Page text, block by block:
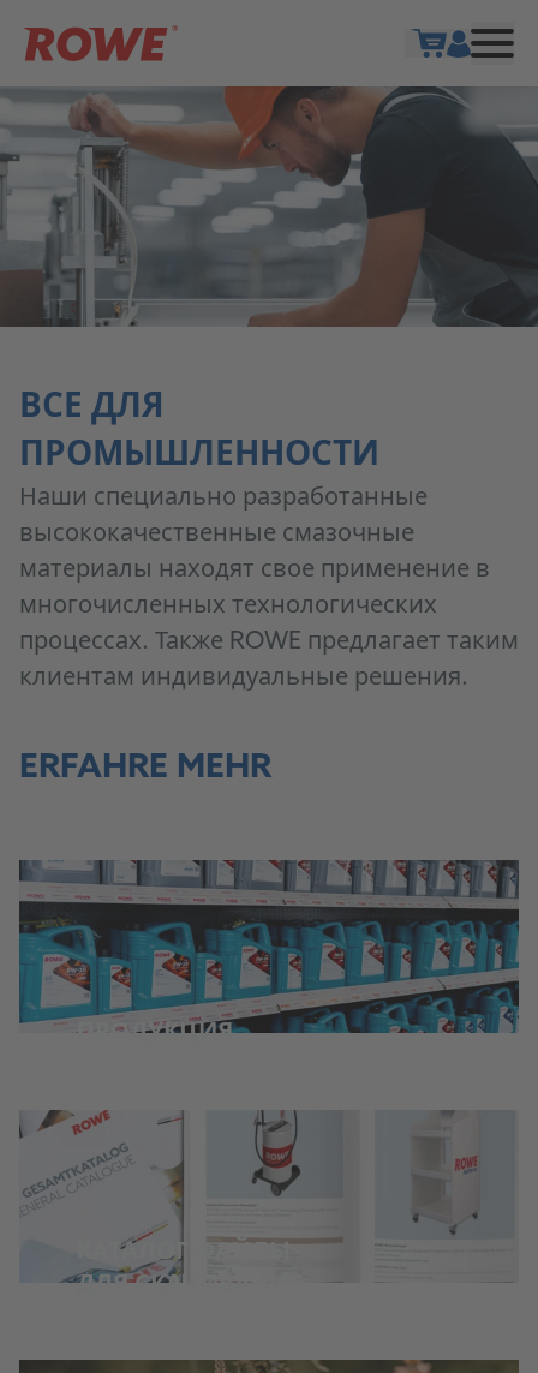
ВСЕ ДЛЯ
ПРОМЫШЛЕННОСТИ
Наши специально разработанные
высококачественные смазочные
материалы находят свое применение в
многочисленных технологических
процессах. Также ROWE предлагает таким
клиентам индивидуальные решения.
ERFAHRE MEHR
ПРОДУКЦИЯ
KАТАЛОГ ФАЙЛЫ
ДЛЯ СКАЧИВАНИЯ